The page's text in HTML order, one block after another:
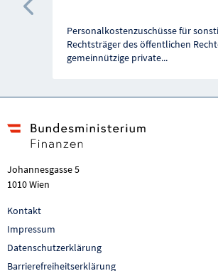
Personalkostenzuschüsse für
Rechtsträger des öffentlichen
gemeinnützige private...
Vorherige Förderung
Johannesgasse 5
1010 Wien
Kontakt
Impressum
Datenschutzerklärung
Barrierefreiheitserklärung